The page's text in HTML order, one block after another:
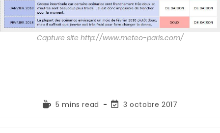
Capture site http://www.meteo-paris.com/
5 mins read 3 octobre 2017